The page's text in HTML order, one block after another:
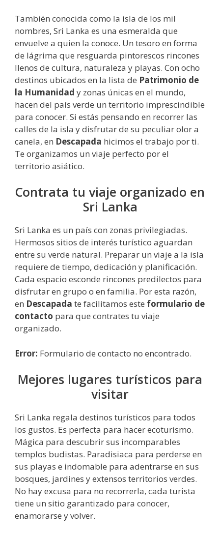
También conocida como la isla de los mil
nombres, Sri Lanka es una esmeralda que
envuelve a quien la conoce. Un tesoro en forma
de lágrima que resguarda pintorescos rincones
llenos de cultura, naturaleza y playas. Con ocho
destinos ubicados en la lista de Patrimonio de
la Humanidad y zonas únicas en el mundo,
hacen del país verde un territorio imprescindible
para conocer. Si estás pensando en recorrer las
calles de la isla y disfrutar de su peculiar olor a
canela, en Descapada hicimos el trabajo por ti.
Te organizamos un viaje perfecto por el
territorio asiático.
Contrata tu viaje organizado en
Sri Lanka
Sri Lanka es un país con zonas privilegiadas.
Hermosos sitios de interés turístico aguardan
entre su verde natural. Preparar un viaje a la isla
requiere de tiempo, dedicación y planificación.
Cada espacio esconde rincones predilectos para
disfrutar en grupo o en familia. Por esta razón,
en Descapada te facilitamos este formulario de
contacto para que contrates tu viaje
organizado.
Error: Formulario de contacto no encontrado.
Mejores lugares turísticos para
visitar
Sri Lanka regala destinos turísticos para todos
los gustos. Es perfecta para hacer ecoturismo.
Mágica para descubrir sus incomparables
templos budistas. Paradisiaca para perderse en
sus playas e indomable para adentrarse en sus
bosques, jardines y extensos territorios verdes.
No hay excusa para no recorrerla, cada turista
tiene un sitio garantizado para conocer,
enamorarse y volver.